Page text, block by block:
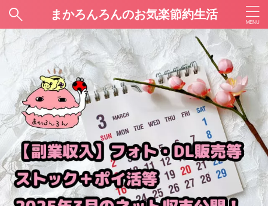
まかろんろんのお気楽節約生活